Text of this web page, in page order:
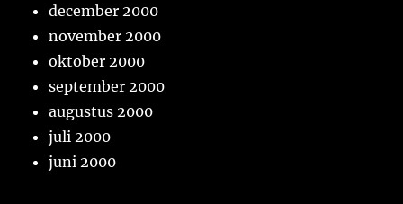
december 2000
november 2000
oktober 2000
september 2000
augustus 2000
juli 2000
juni 2000